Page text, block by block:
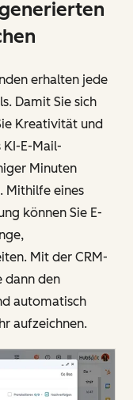
erhalten jede
Damit Sie sich
Kreativität und
E-Mail-
Minuten
Mithilfe eines
können Sie E-
Mit der CRM-
dann den
automatisch
aufzeichnen.